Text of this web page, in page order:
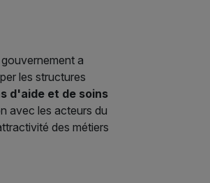
a
les structures
d'aide et de soins
avec les acteurs du
des métiers